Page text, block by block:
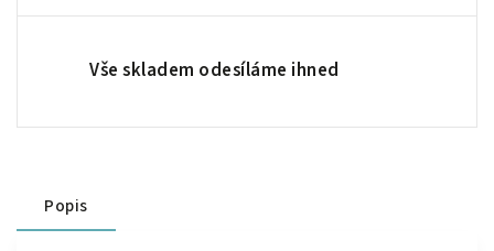
Vše skladem odesíláme ihned
Popis